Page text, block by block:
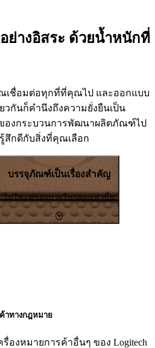
ย่างอิสระ ด้วยน้ำหนักที่
เชื่อมต่อทุกที่ที่คุณไป และออกแบบ
กันก็คำนึงถึงความยั่งยืนเป็น
งกระบวนการพัฒนาผลิตภัณฑ์ไป
สึกดีกับสิ่งที่คุณเลือก
บรรจุภัณฑ์เป็นเรื่องสำคัญ
ไม่ใช่แค่ของภายในกล่องเท่านั้น
าทางกฎหมาย
รื่องหมายการค้าอื่นๆ ของ Logitech